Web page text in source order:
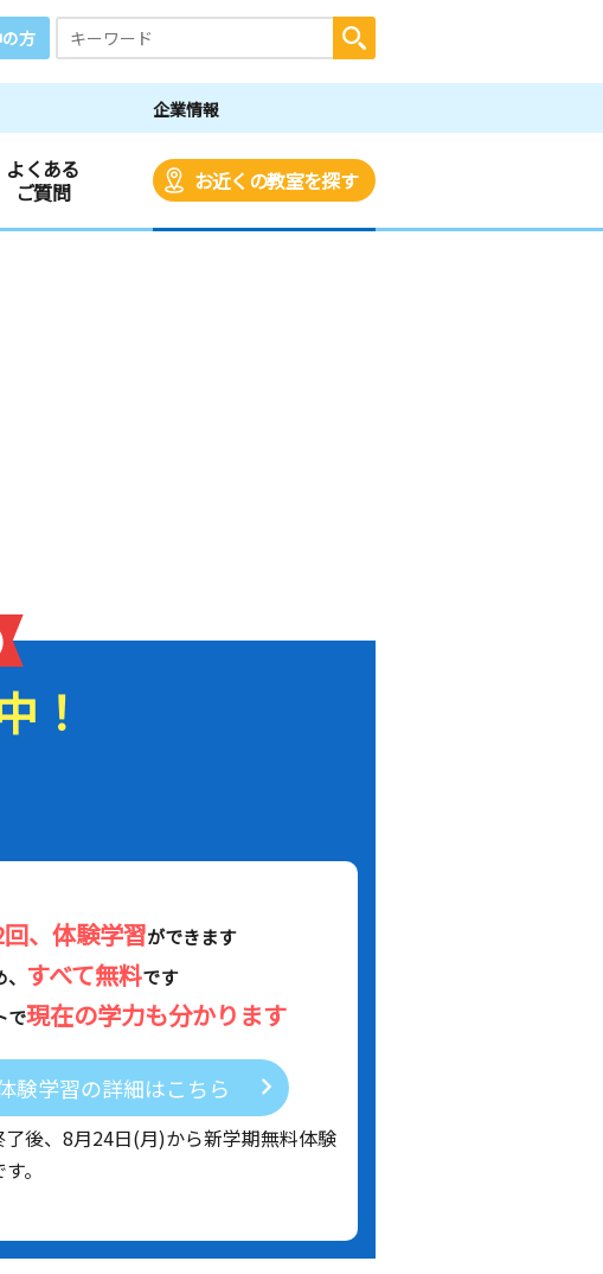
方
企業情報
よくある
ご質問
お近くの教室を探す
！
、体験学習ができます
すべて無料です
で現在の学力も分かります
験学習の詳細はこちら
後、 8月24日(月)から新学期無料体験
。